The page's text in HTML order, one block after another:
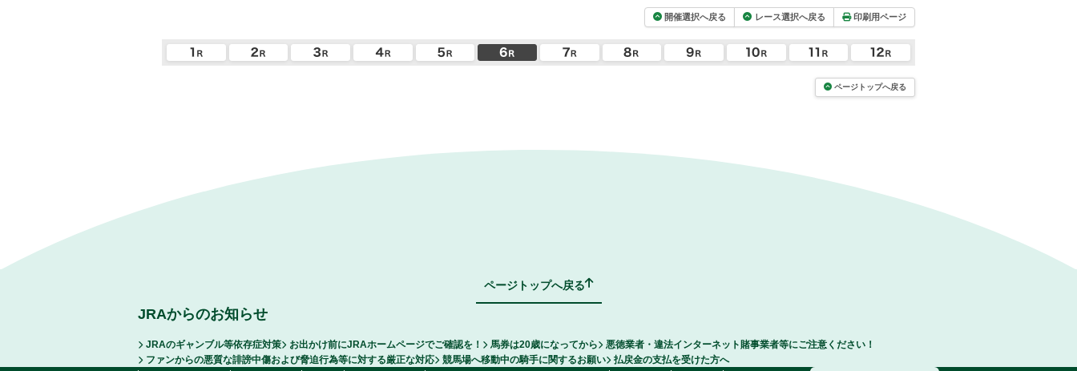
開催選択へ戻る レース選択へ戻る 印刷用ページ
ページトップへ戻る
ページトップへ戻る
JRAからのお知らせ
JRAのギャンブル等依存症対策 お出かけ前にJRAホームページでご確認を！ 馬券は20歳になってから
悪徳業者・違法インターネット賭事業者等にご注意ください！
ファンからの悪質な誹謗中傷および脅迫行為等に対する厳正な対応
競馬場へ移動中の騎手に関するお願い 払戻金の支払を受けた方へ